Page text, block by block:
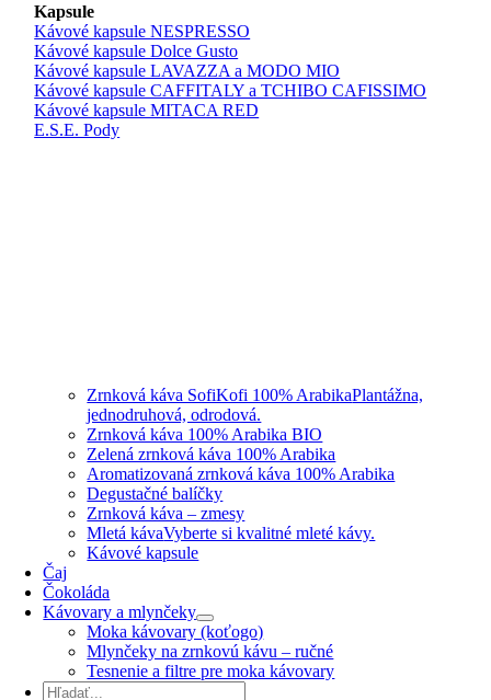
Kapsule
Kávové kapsule NESPRESSO
Kávové kapsule Dolce Gusto
Kávové kapsule LAVAZZA a MODO MIO
Kávové kapsule CAFFITALY a TCHIBO CAFISSIMO
Kávové kapsule MITACA RED
E.S.E. Pody
Zrnková káva SofiKofi 100% ArabikaPlantážna,
jednodruhová, odrodová.
Zrnková káva 100% Arabika BIO
Zelená zrnková káva 100% Arabika
Aromatizovaná zrnková káva 100% Arabika
Degustačné balíčky
Zrnková káva – zmesy
Mletá kávaVyberte si kvalitné mleté kávy.
Kávové kapsule
Čaj
Čokoláda
Kávovary a mlynčeky
Moka kávovary (koťogo)
Mlynčeky na zrnkovú kávu – ručné
Tesnenie a filtre pre moka kávovary
Hľadať: